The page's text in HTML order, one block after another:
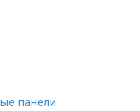
панели